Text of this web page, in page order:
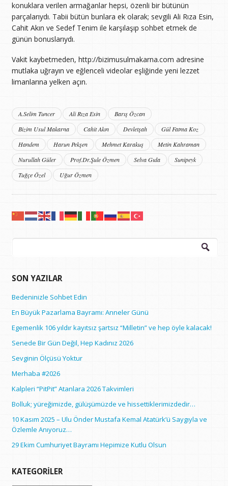
konuklara verilen armağanlar hepsi, özenli bir bütünün
parçalarıydı. Tabii bütün bunlara ek olarak; sevgili Ali Rıza Esin,
Cahit Akın ve Sedef Tenim ile karşılaşıp sohbet etmek de
günün bonuslarıydı.
Vakit kaybetmeden, http://bizimusulmakarna.com adresine
mutlaka uğrayın ve eğlenceli videolar eşliğinde yeni lezzet
limanlarına yelken açın.
A.Selim Tuncer Ali Rıza Esin
Barış Özcan
Bizim Usul Makarna
Cahit Akın Devletşah
Gül Fatma Koz
Handem
Harun Pekşen Mehmet Karakuş
Metin Kahraman
Nurullah Güler
Prof.Dr.Şule Özmen Selva Gıda
Sunipeyk
Tuğçe Özel
Uğur Özmen
Arama:
SON YAZILAR
Bedeninizle Sohbet Edin
En Büyük Pazarlama Bayramı: Anneler Günü
Egemenlik 106 yıldır kayıtsız şartsız “Milletin” ve hep öyle kalacak!
Senede Bir Gün Değil, Hep Kadınız 2026
Sevginin Ölçüsü Yoktur
Merhaba #2026
Kalpleri “PitPit” Atanlara 2026 Takvimleri
Bolluk; yüreğimizde, gülüşümüzde ve hissettiklerimizdedir…
10 Kasım 2025 – Ulu Önder Mustafa Kemal Atatürk’ü Saygıyla ve
Özlemle Anıyoruz…
29 Ekim Cumhuriyet Bayramı Hepimize Kutlu Olsun
KATEGORILER